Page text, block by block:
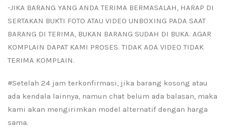
-JIKA BARANG YANG ANDA TERIMA BERMASALAH, HARAP DI
SERTAKAN BUKTI FOTO ATAU VIDEO UNBOXING PADA SAAT
BARANG DI TERIMA, BUKAN BARANG SUDAH DI BUKA. AGAR
KOMPLAIN DAPAT KAMI PROSES. TIDAK ADA VIDEO TIDAK
TERIMA KOMPLAIN.
#Setelah 24 jam terkonfirmasi, jika barang kosong atau
ada kendala lainnya, namun chat belum ada balasan, maka
kami akan mengirimkan model alternatif dengan harga
sama.